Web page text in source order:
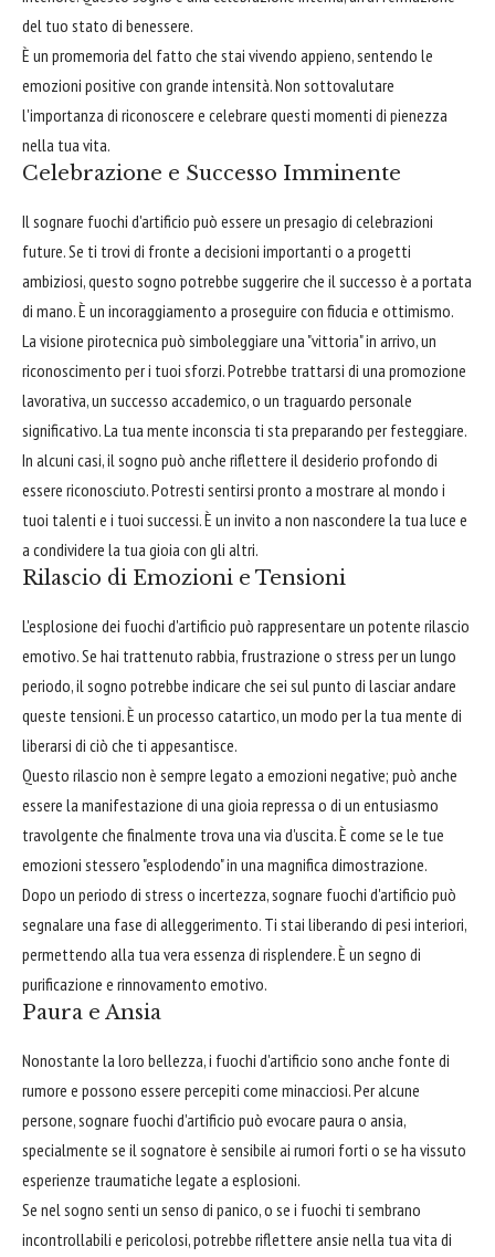
del tuo stato di benessere.
È un promemoria del fatto che stai vivendo appieno, sentendo le
emozioni positive con grande intensità. Non sottovalutare
l'importanza di riconoscere e celebrare questi momenti di pienezza
nella tua vita.
Celebrazione e Successo Imminente
Il sognare fuochi d'artificio può essere un presagio di celebrazioni
future. Se ti trovi di fronte a decisioni importanti o a progetti
ambiziosi, questo sogno potrebbe suggerire che il successo è a portata
di mano. È un incoraggiamento a proseguire con fiducia e ottimismo.
La visione pirotecnica può simboleggiare una "vittoria" in arrivo, un
riconoscimento per i tuoi sforzi. Potrebbe trattarsi di una promozione
lavorativa, un successo accademico, o un traguardo personale
significativo. La tua mente inconscia ti sta preparando per festeggiare.
In alcuni casi, il sogno può anche riflettere il desiderio profondo di
essere riconosciuto. Potresti sentirsi pronto a mostrare al mondo i
tuoi talenti e i tuoi successi. È un invito a non nascondere la tua luce e
a condividere la tua gioia con gli altri.
Rilascio di Emozioni e Tensioni
L'esplosione dei fuochi d'artificio può rappresentare un potente rilascio
emotivo. Se hai trattenuto rabbia, frustrazione o stress per un lungo
periodo, il sogno potrebbe indicare che sei sul punto di lasciar andare
queste tensioni. È un processo catartico, un modo per la tua mente di
liberarsi di ciò che ti appesantisce.
Questo rilascio non è sempre legato a emozioni negative; può anche
essere la manifestazione di una gioia repressa o di un entusiasmo
travolgente che finalmente trova una via d'uscita. È come se le tue
emozioni stessero "esplodendo" in una magnifica dimostrazione.
Dopo un periodo di stress o incertezza, sognare fuochi d'artificio può
segnalare una fase di alleggerimento. Ti stai liberando di pesi interiori,
permettendo alla tua vera essenza di risplendere. È un segno di
purificazione e rinnovamento emotivo.
Paura e Ansia
Nonostante la loro bellezza, i fuochi d'artificio sono anche fonte di
rumore e possono essere percepiti come minacciosi. Per alcune
persone, sognare fuochi d'artificio può evocare paura o ansia,
specialmente se il sognatore è sensibile ai rumori forti o se ha vissuto
esperienze traumatiche legate a esplosioni.
Se nel sogno senti un senso di panico, o se i fuochi ti sembrano
incontrollabili e pericolosi, potrebbe riflettere ansie nella tua vita di